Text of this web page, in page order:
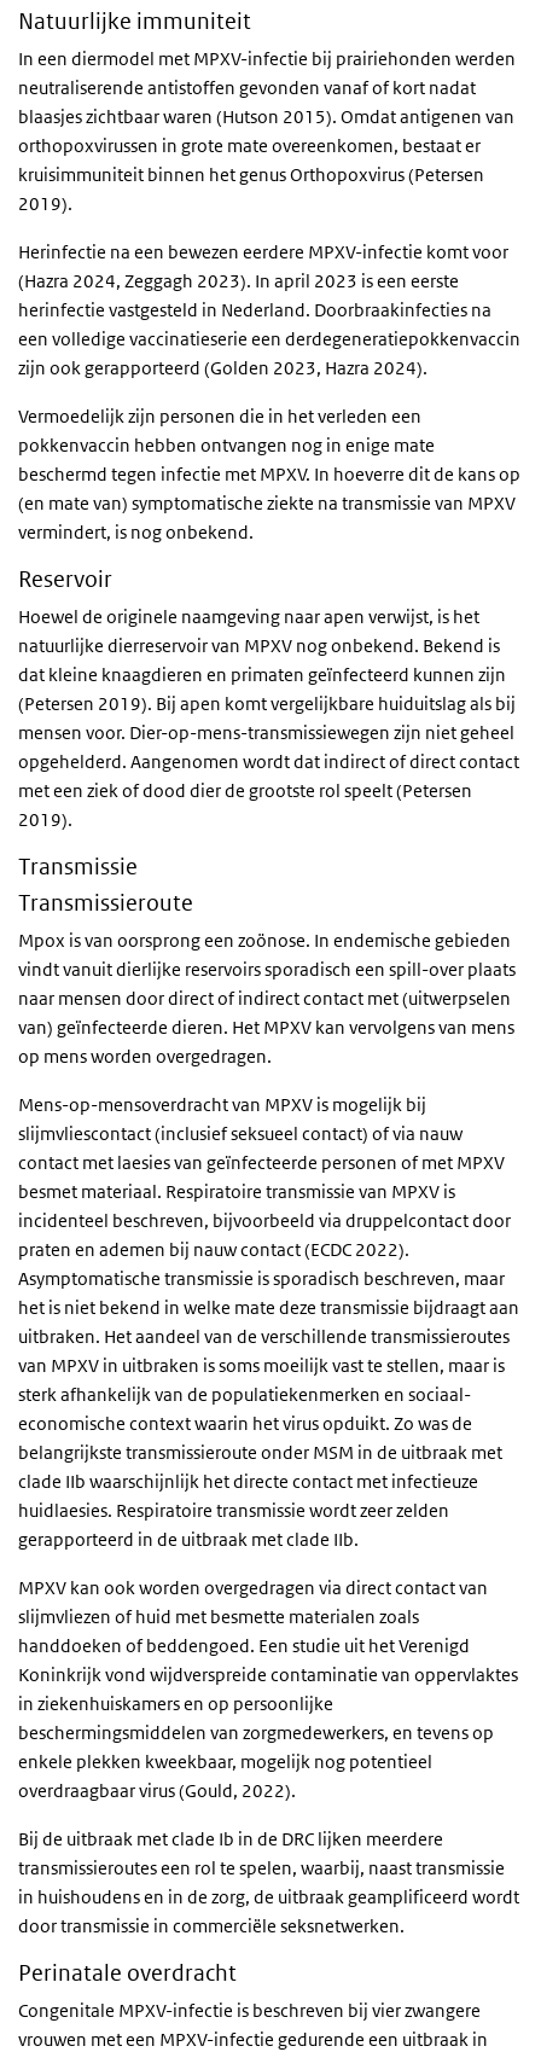
Natuurlijke immuniteit
In een diermodel met MPXV-infectie bij prairiehonden werden
neutraliserende antistoffen gevonden vanaf of kort nadat
blaasjes zichtbaar waren (Hutson 2015). Omdat antigenen van
orthopoxvirussen in grote mate overeenkomen, bestaat er
kruisimmuniteit binnen het genus Orthopoxvirus (Petersen
2019).
Herinfectie na een bewezen eerdere MPXV-infectie komt voor
(Hazra 2024, Zeggagh 2023). In april 2023 is een eerste
herinfectie vastgesteld in Nederland. Doorbraakinfecties na
een volledige vaccinatieserie een derdegeneratiepokkenvaccin
zijn ook gerapporteerd (Golden 2023, Hazra 2024).
Vermoedelijk zijn personen die in het verleden een
pokkenvaccin hebben ontvangen nog in enige mate
beschermd tegen infectie met MPXV. In hoeverre dit de kans op
(en mate van) symptomatische ziekte na transmissie van MPXV
vermindert, is nog onbekend.
Reservoir
Hoewel de originele naamgeving naar apen verwijst, is het
natuurlijke dierreservoir van MPXV nog onbekend. Bekend is
dat kleine knaagdieren en primaten geïnfecteerd kunnen zijn
(Petersen 2019). Bij apen komt vergelijkbare huiduitslag als bij
mensen voor. Dier-op-mens-transmissiewegen zijn niet geheel
opgehelderd. Aangenomen wordt dat indirect of direct contact
met een ziek of dood dier de grootste rol speelt (Petersen
2019).
Transmissie
Transmissieroute
Mpox is van oorsprong een zoönose. In endemische gebieden
vindt vanuit dierlijke reservoirs sporadisch een spill-over plaats
naar mensen door direct of indirect contact met (uitwerpselen
van) geïnfecteerde dieren. Het MPXV kan vervolgens van mens
op mens worden overgedragen.
Mens-op-mensoverdracht van MPXV is mogelijk bij
slijmvliescontact (inclusief seksueel contact) of via nauw
contact met laesies van geïnfecteerde personen of met MPXV
besmet materiaal. Respiratoire transmissie van MPXV is
incidenteel beschreven, bijvoorbeeld via druppelcontact door
praten en ademen bij nauw contact (ECDC 2022).
Asymptomatische transmissie is sporadisch beschreven, maar
het is niet bekend in welke mate deze transmissie bijdraagt aan
uitbraken. Het aandeel van de verschillende transmissieroutes
van MPXV in uitbraken is soms moeilijk vast te stellen, maar is
sterk afhankelijk van de populatiekenmerken en sociaal-
economische context waarin het virus opduikt. Zo was de
belangrijkste transmissieroute onder MSM in de uitbraak met
clade IIb waarschijnlijk het directe contact met infectieuze
huidlaesies. Respiratoire transmissie wordt zeer zelden
gerapporteerd in de uitbraak met clade IIb.
MPXV kan ook worden overgedragen via direct contact van
slijmvliezen of huid met besmette materialen zoals
handdoeken of beddengoed. Een studie uit het Verenigd
Koninkrijk vond wijdverspreide contaminatie van oppervlaktes
in ziekenhuiskamers en op persoonlijke
beschermingsmiddelen van zorgmedewerkers, en tevens op
enkele plekken kweekbaar, mogelijk nog potentieel
overdraagbaar virus (Gould, 2022).
Bij de uitbraak met clade Ib in de DRC lijken meerdere
transmissieroutes een rol te spelen, waarbij, naast transmissie
in huishoudens en in de zorg, de uitbraak geamplificeerd wordt
door transmissie in commerciële seksnetwerken.
Perinatale overdracht
Congenitale MPXV-infectie is beschreven bij vier zwangere
vrouwen met een MPXV-infectie gedurende een uitbraak in